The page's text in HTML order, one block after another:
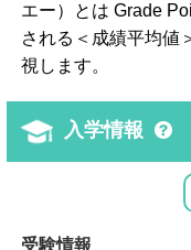
エー）とは Grade
される＜成績平均値
視します。
入学情報
受験情報